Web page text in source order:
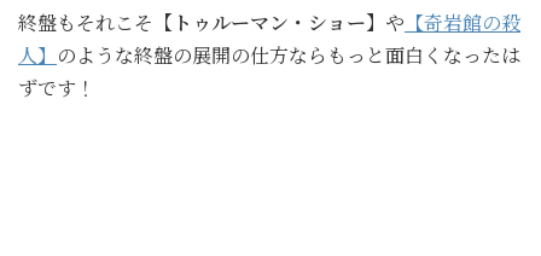
終盤もそれこそ 【トゥルーマン・ショー】 や 【奇岩館の殺
人】 のような終盤の展開の仕方ならもっと面白くなったは
ずです！